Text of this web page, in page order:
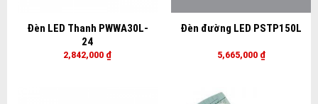
Đèn LED Thanh PWWA30L-
24
2,842,000 ₫
Đèn đường LED PSTP150L
5,665,000 ₫